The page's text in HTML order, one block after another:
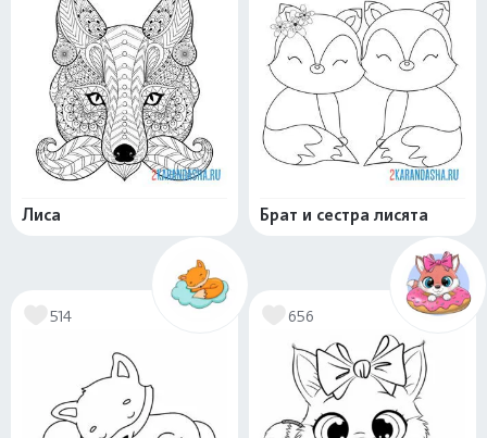
Лиса Брат и сестра лисята
514 656